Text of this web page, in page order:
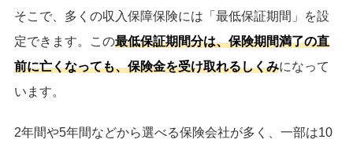
そこで、多くの収入保障保険には「最低保証期間」を設
定できます。この最低保証期間分は、保険期間満了の直
前に亡くなっても、保険金を受け取れるしくみになって
います。
2年間や5年間などから選べる保険会社が多く、一部は10